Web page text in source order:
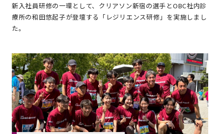
新入社員研修の一環として、クリアソン新宿の選手とOBC社内診
療所の和田悠起子が登壇する「レジリエンス研修」を実施しまし
た。